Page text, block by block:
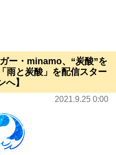
ー・minamo、“炭酸”を
雨と炭酸」を配信スター
へ】
2021.9.25 0:00